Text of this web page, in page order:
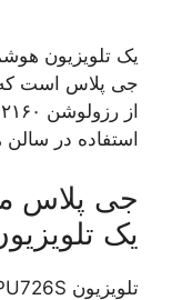
استفاده در
یک